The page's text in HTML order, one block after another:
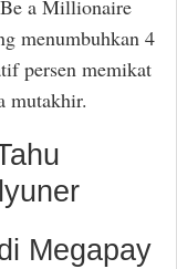
a Millionaire
menumbuhkan 4
persen memikat
mutakhir.
Megapay